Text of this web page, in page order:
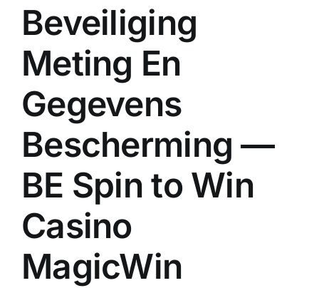
Beveiliging
Meting En
Gegevens
Bescherming —
BE Spin to Win
Casino
MagicWin